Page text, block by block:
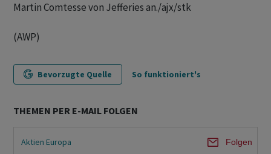
Martin Comtesse von Jefferies an./ajx/stk
(AWP)
Bevorzugte Quelle So funktioniert's
THEMEN PER E-MAIL FOLGEN
Aktien Europa Folgen